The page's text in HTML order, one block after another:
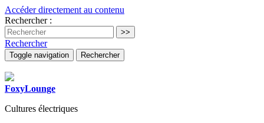
Accéder directement au contenu
Rechercher :
Rechercher
Toggle navigation Rechercher
FoxyLounge
Cultures électriques